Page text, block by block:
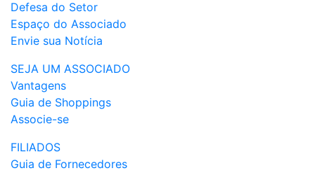
Defesa do Setor
Espaço do Associado
Envie sua Notícia
SEJA UM ASSOCIADO
Vantagens
Guia de Shoppings
Associe-se
FILIADOS
Guia de Fornecedores